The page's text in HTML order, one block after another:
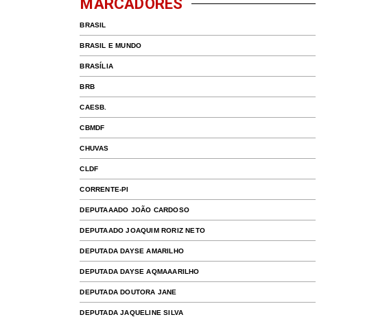
MARCADORES
BRASIL
BRASIL E MUNDO
BRASÍLIA
BRB
CAESB.
CBMDF
CHUVAS
CLDF
CORRENTE-PI
DEPUTAAADO JOÃO CARDOSO
DEPUTAADO JOAQUIM RORIZ NETO
DEPUTADA DAYSE AMARILHO
DEPUTADA DAYSE AQMAAARILHO
DEPUTADA DOUTORA JANE
DEPUTADA JAQUELINE SILVA